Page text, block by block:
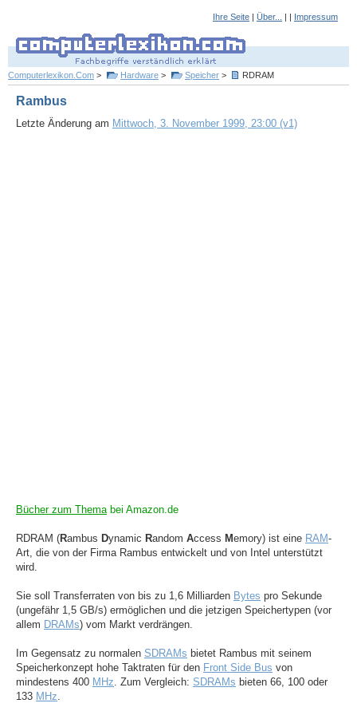
Ihre Seite | Über... | | Impressum
Computerlexikon.Com > Hardware > Speicher > RDRAM
Rambus
Letzte Änderung am Mittwoch, 3. November 1999, 23:00 (v1)
Bücher zum Themabei Amazon.de
RDRAM (Rambus Dynamic Random Access Memory) ist eine RAM-
Art, die von der Firma Rambus entwickelt und von Intel unterstützt
wird.
Sie soll Transferraten von bis zu 1,6 Milliarden Bytes pro Sekunde
(ungefähr 1,5 GB/s) ermöglichen und die jetzigen Speichertypen (vor
allem DRAMs) vom Markt verdrängen.
Im Gegensatz zu normalen SDRAMs bietet Rambus mit seinem
Speicherkonzept hohe Taktraten für den Front Side Bus von
mindestens 400 MHz. Zum Vergleich: SDRAMs bieten 66, 100 oder
133 MHz.